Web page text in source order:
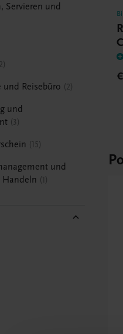
Servieren und
2
und Reisebüro 2
und
3
15
und
Handeln
1